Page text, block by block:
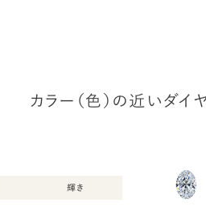
カラー（色）の近いダイ
輝き